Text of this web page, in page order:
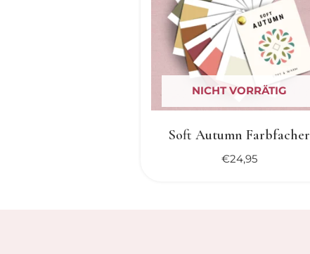
NICHT VORRÄTIG
Soft Autumn Farbfacher
€24,95